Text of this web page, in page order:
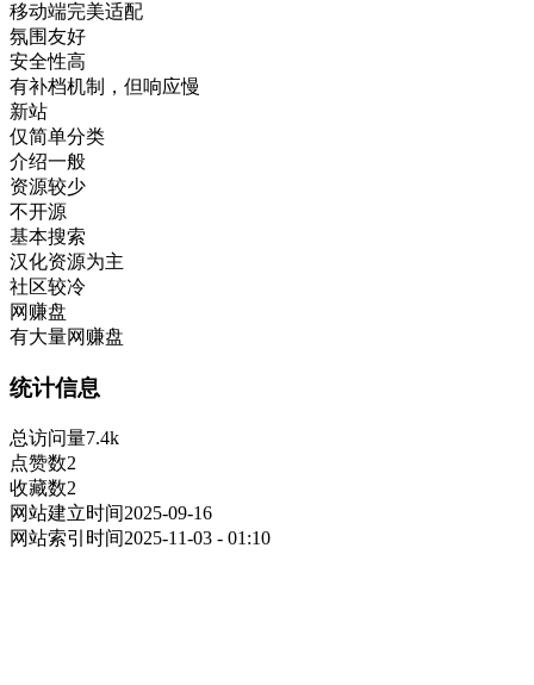
移动端完美适配
氛围友好
安全性高
有补档机制，但响应慢
新站
仅简单分类
介绍一般
资源较少
不开源
基本搜索
汉化资源为主
社区较冷
网赚盘
有大量网赚盘
统计信息
总访问量7.4k
点赞数2
收藏数2
网站建立时间2025-09-16
网站索引时间2025-11-03 - 01:10